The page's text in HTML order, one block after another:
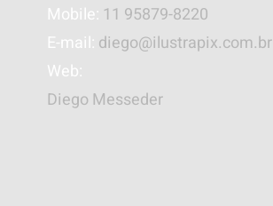
Mobile: 11 95879-8220
E-mail: diego@ilustrapix.com.br
Web:
Diego Messeder